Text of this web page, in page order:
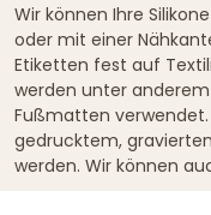
Wir können Ihre
oder mit einer
Etiketten fest auf
werden unter
Fußmatten
gedrucktem,
werden. Wir können